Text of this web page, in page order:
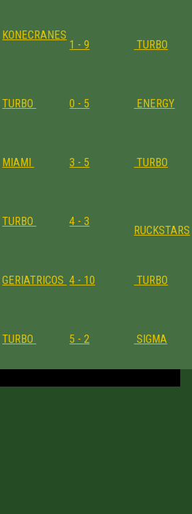
KONECRANES
1 - 9 TURBO
TURBO 0 - 5 ENERGY
MIAMI 3 - 5 TURBO
TURBO 4 - 3
RUCKSTARS
GERIATRICOS 4 - 10 TURBO
TURBO 5 - 2 SIGMA